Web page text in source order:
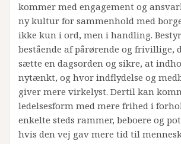
kommer med engagement og
ny kultur for sammenhold med
ikke kun i ord, men i handling.
bestående af pårørende og frivillige,
sætte en dagsorden og sikre, at
nytænkt, og hvor indflydelse og
giver mere virkelyst. Dertil kan
ledelsesform med mere frihed i
enkelte steds rammer, beboere og
hvis den vej gav mere tid til